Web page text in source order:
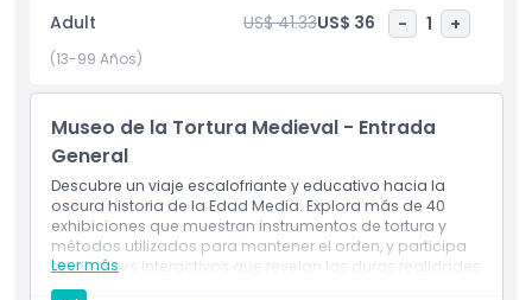
interactivas que permiten a los visitantes experimentar el
horror psicológico sufrido por las víctimas, muchas de ellas
inocentes. Más que macabro, el Museo de Tortura Medieval
sobre la evolución de la ley y la justicia. Abierto todo el año,
esta atracción única es una visita obligada para amantes
de la historia, viajeros curiosos y quienes se sienten
intrigados por el lado más oscuro del pasado.
Aspectos Destacados
Adult US$ 41.33US$ 36 - 1 +
(13-99 Años)
Museo de la Tortura Medieval - Entrada
General
Descubre un viaje escalofriante y educativo hacia la
oscura historia de la Edad Media. Explora más de 40
exhibiciones que muestran instrumentos de tortura y
métodos utilizados para mantener el orden, y participa
en displays interactivos que revelan las duras realidades
enfrentadas por prisioneros y verdugos de la época.
Leer más